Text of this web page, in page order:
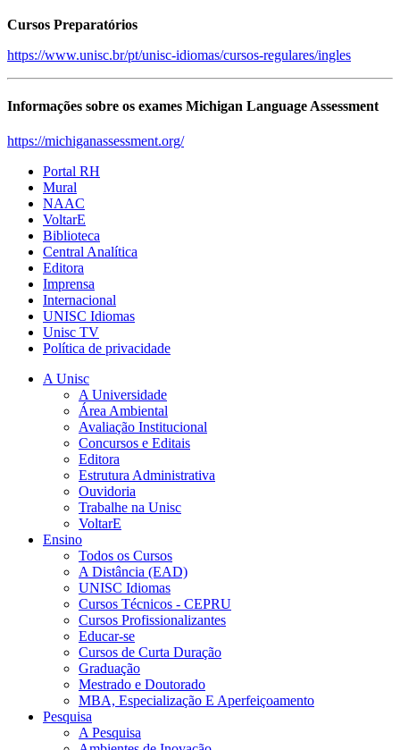
Cursos Preparatórios
https://www.unisc.br/pt/unisc-idiomas/cursos-regulares/ingles
Informações sobre os exames Michigan Language Assessment
https://michiganassessment.org/
Portal RH
Mural
NAAC
VoltarE
Biblioteca
Central Analítica
Editora
Imprensa
Internacional
UNISC Idiomas
Unisc TV
Política de privacidade
A Unisc
A Universidade
Área Ambiental
Avaliação Institucional
Concursos e Editais
Editora
Estrutura Administrativa
Ouvidoria
Trabalhe na Unisc
VoltarE
Ensino
Todos os Cursos
A Distância (EAD)
UNISC Idiomas
Cursos Técnicos - CEPRU
Cursos Profissionalizantes
Educar-se
Cursos de Curta Duração
Graduação
Mestrado e Doutorado
MBA, Especialização E Aperfeiçoamento
Pesquisa
A Pesquisa